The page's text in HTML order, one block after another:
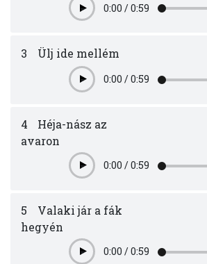
Play0:00 /0:59
3 Ülj ide mellém
Play0:00 /0:59
4
Héja-nász az
avaron
Play0:00 /0:59
5
Valaki jár a fák
hegyén
Play0:00 /0:59